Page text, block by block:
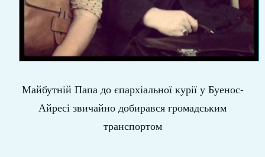
Майбутній Папа до єпархіальної курії у Буенос-
Айресі звичайно добирався громадським
транспортом